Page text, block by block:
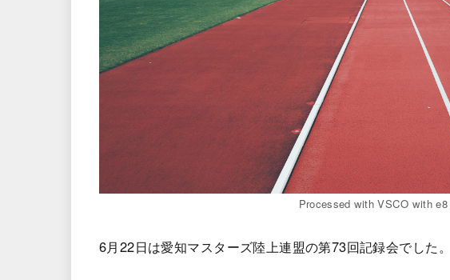
Processed with VSCO with
6月22日は愛知マスターズ陸上連盟の第73回記録会でした。